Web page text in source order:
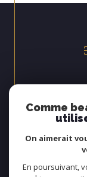
Comme
On aimerait
En poursuivant,